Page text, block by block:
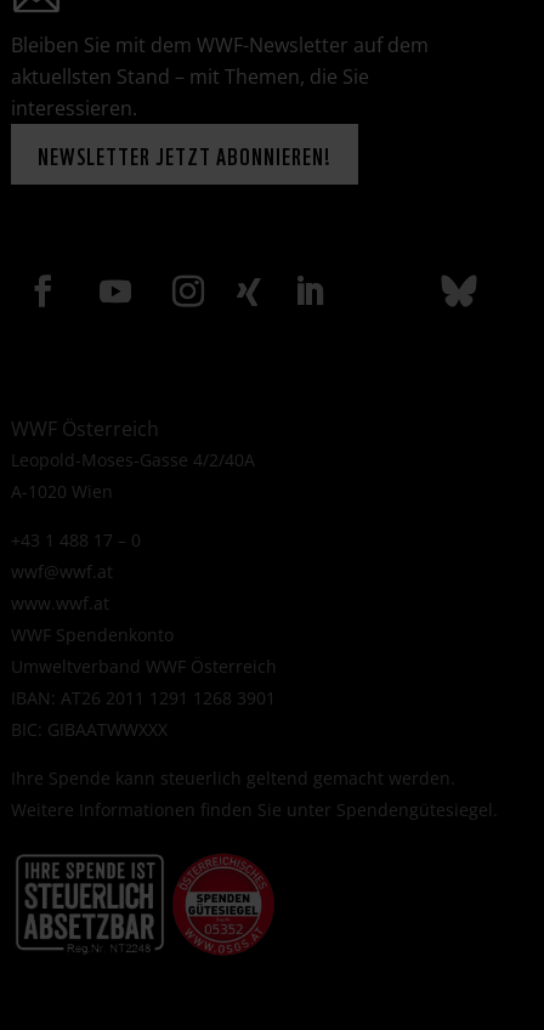
Bleiben Sie mit dem WWF-Newsletter auf dem
aktuellsten Stand – mit Themen, die Sie
interessieren.
NEWSLETTER JETZT ABONNIEREN!
WWF Österreich
Leopold-Moses-Gasse 4/2/40A
A-1020 Wien
+43 1 488 17 – 0
wwf@wwf.at
www.wwf.at
WWF Spendenkonto
Umweltverband WWF Österreich
IBAN: AT26 2011 1291 1268 3901
BIC: GIBAATWWXXX
Ihre Spende kann steuerlich geltend gemacht werden.
Weitere Informationen finden Sie unter Spendengütesiegel.